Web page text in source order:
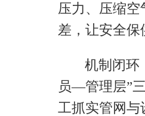
压力、压缩
差，让安全保
机制闭环
员—管理层”
工抓实管网与